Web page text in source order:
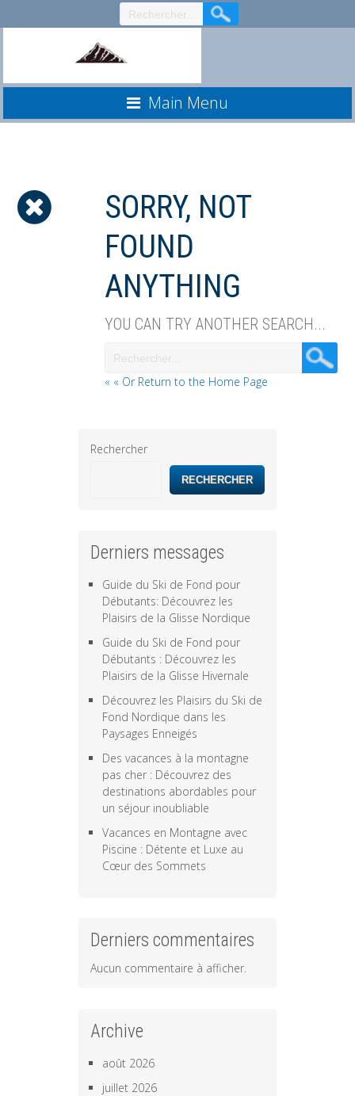
au
Main Menu
SORRY, NOT
FOUND
ANYTHING
YOU CAN TRY ANOTHER SEARCH...
« « Or Return to the Home Page
Rechercher
RECHERCHER
Derniers messages
Guide du Ski de Fond pour
Débutants: Découvrez les
Plaisirs de la Glisse Nordique
Guide du Ski de Fond pour
Débutants : Découvrez les
Plaisirs de la Glisse Hivernale
Découvrez les Plaisirs du Ski de
Fond Nordique dans les
Paysages Enneigés
Des vacances à la montagne
pas cher : Découvrez des
destinations abordables pour
un séjour inoubliable
Vacances en Montagne avec
Piscine : Détente et Luxe au
Cœur des Sommets
Derniers commentaires
Aucun commentaire à afficher.
Archive
août 2026
juillet 2026